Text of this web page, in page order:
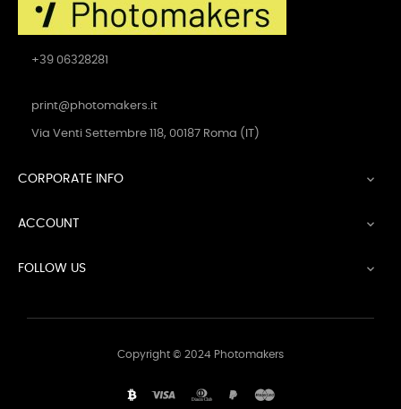
+39 06328281
print@photomakers.it
Via Venti Settembre 118, 00187 Roma (IT)
CORPORATE INFO 
ACCOUNT 
FOLLOW US 
Copyright © 2024 Photomakers